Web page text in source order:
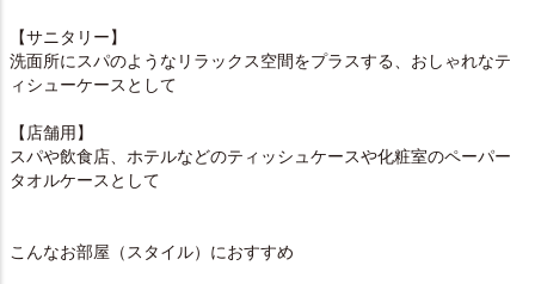
【サニタリー】
洗面所にスパのようなリラックス空間をプラスする、おしゃれなテ
ィシューケースとして
【店舗用】
スパや飲食店、ホテルなどのティッシュケースや化粧室のペーパー
タオルケースとして
こんなお部屋（スタイル）におすすめ